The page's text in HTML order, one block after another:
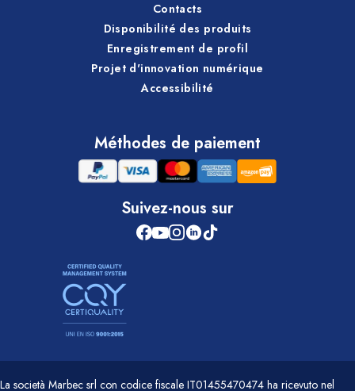
Contacts
Disponibilité des produits
Enregistrement de profil
Projet d'innovation numérique
Accessibilité
Méthodes de paiement
Suivez-nous sur
La società Marbec srl con codice fiscale IT01455470474 ha ricevuto nel